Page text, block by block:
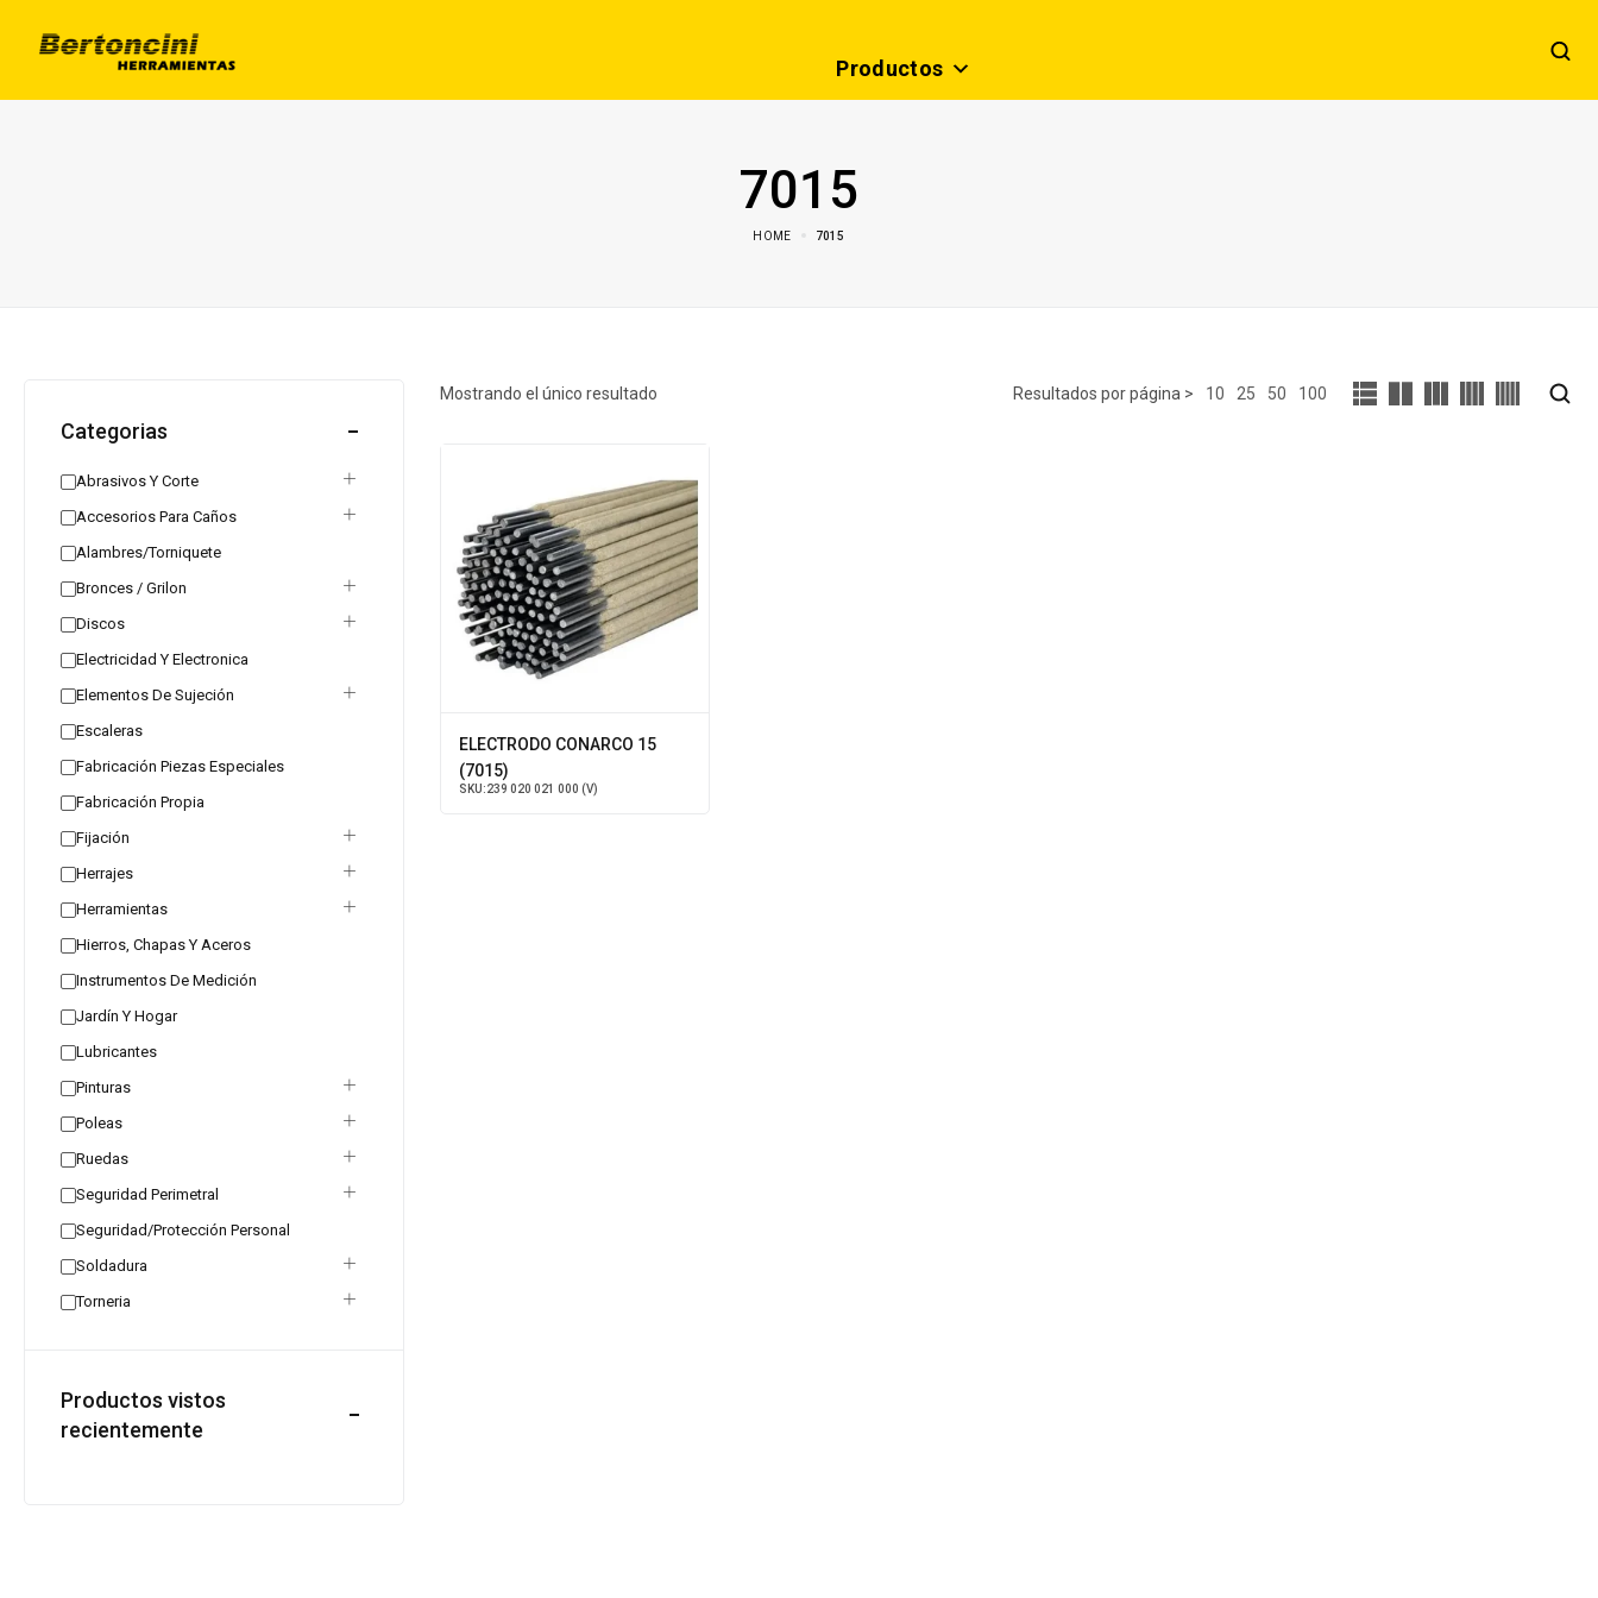
Productos
7015
HOME 7015
Categorias
Abrasivos Y Corte
Accesorios Para Caños
Alambres/Torniquete
Bronces / Grilon
Discos
Electricidad Y Electronica
Elementos De Sujeción
Escaleras
Fabricación Piezas Especiales
Fabricación Propia
Fijación
Herrajes
Herramientas
Hierros, Chapas Y Aceros
Instrumentos De Medición
Jardín Y Hogar
Lubricantes
Pinturas
Poleas
Ruedas
Seguridad Perimetral
Seguridad/Protección Personal
Soldadura
Torneria
Productos vistos
recientemente
Mostrando el único resultado 10 25 50 100
ELECTRODO CONARCO 15
(7015)
SKU:239 020 021 000 (V)